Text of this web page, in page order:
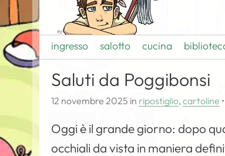
ingresso salotto cucina
Saluti da Poggibonsi
12 novembre 2025 in ripostiglio,cartoline •
Oggi è il grande giorno: dopo
occhiali da vista in maniera